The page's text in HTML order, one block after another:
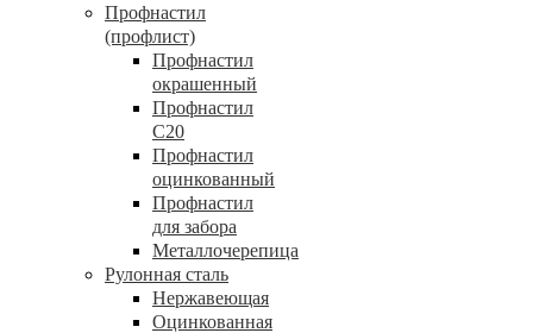
Профнастил
(профлист)
Профнастил
окрашенный
Профнастил
С20
Профнастил
оцинкованный
Профнастил
для забора
Металлочерепица
Рулонная сталь
Нержавеющая
Оцинкованная